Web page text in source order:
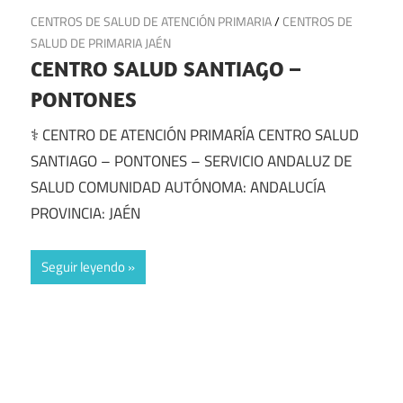
9 de junio de 2025
CENTROS DE SALUD DE ATENCIÓN PRIMARIA/CENTROS DE
SALUD DE PRIMARIA JAÉN
CENTRO SALUD SANTIAGO –
PONTONES
⚕️ CENTRO DE ATENCIÓN PRIMARÍA CENTRO SALUD
SANTIAGO – PONTONES – SERVICIO ANDALUZ DE
SALUD COMUNIDAD AUTÓNOMA: ANDALUCÍA
PROVINCIA: JAÉN
Seguir leyendo